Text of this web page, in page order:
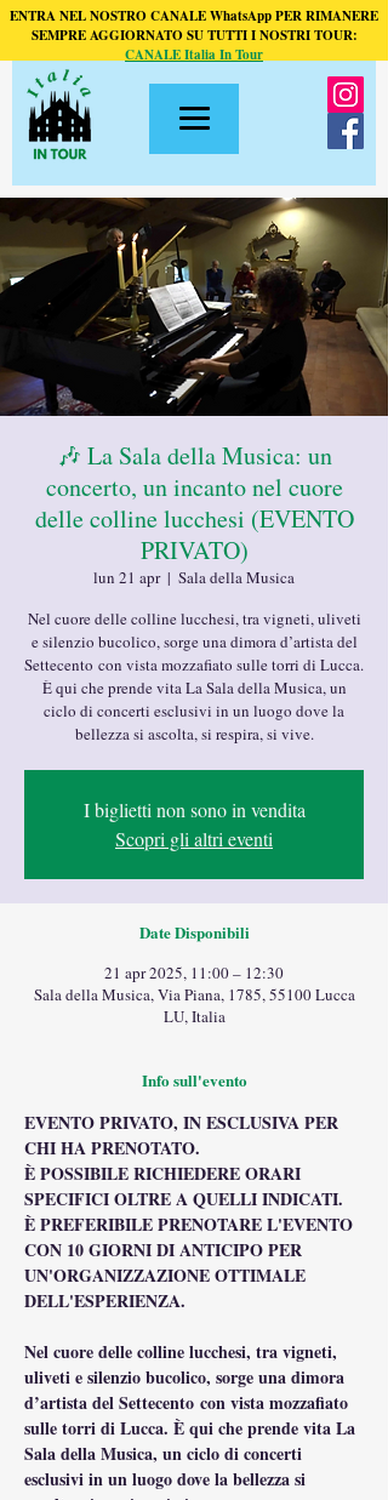
ENTRA NEL NOSTRO CANALE WhatsApp PER RIMANERE
SEMPRE AGGIORNATO SU TUTTI I NOSTRI TOUR:
CANALE Italia In Tour
🎶 La Sala della Musica: un
concerto, un incanto nel cuore
delle colline lucchesi (EVENTO
PRIVATO)
lun 21 apr
  |
Sala della Musica
Nel cuore delle colline lucchesi, tra vigneti, uliveti
e silenzio bucolico, sorge una dimora d’artista del
Settecento con vista mozzafiato sulle torri di Lucca.
È qui che prende vita La Sala della Musica, un
ciclo di concerti esclusivi in un luogo dove la
bellezza si ascolta, si respira, si vive.
I biglietti non sono in vendita
Scopri gli altri eventi
Date Disponibili
21 apr 2025, 11:00 – 12:30
Sala della Musica, Via Piana, 1785, 55100 Lucca
LU, Italia
Info sull'evento
EVENTO PRIVATO, IN ESCLUSIVA PER
CHI HA PRENOTATO.
È POSSIBILE RICHIEDERE ORARI
SPECIFICI OLTRE A QUELLI INDICATI.
È PREFERIBILE PRENOTARE L'EVENTO
CON 10 GIORNI DI ANTICIPO PER
UN'ORGANIZZAZIONE OTTIMALE
DELL'ESPERIENZA.
Nel cuore delle colline lucchesi, tra vigneti,
uliveti e silenzio bucolico, sorge una dimora
d’artista del Settecento con vista mozzafiato
sulle torri di Lucca. È qui che prende vita La
Sala della Musica, un ciclo di concerti
esclusivi in un luogo dove la bellezza si